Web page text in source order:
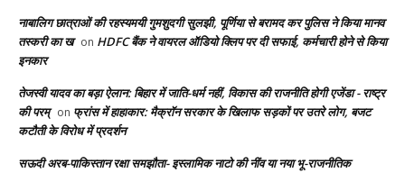
नाबालिग छात्राओं की रहस्यमयी गुमशुदगी सुलझी, पूर्णिया से बरामद कर पुलिस ने किया मानव
तस्करी का ख on HDFC बैंक ने वायरल ऑडियो क्लिप पर दी सफाई, कर्मचारी होने से किया
इनकार
तेजस्वी यादव का बड़ा ऐलान: बिहार में जाति-धर्म नहीं, विकास की राजनीति होगी एजेंडा - राष्ट्र
की परम् on फ्रांस में हाहाकार: मैक्रॉन सरकार के खिलाफ सड़कों पर उतरे लोग, बजट
कटौती के विरोध में प्रदर्शन
सऊदी अरब-पाकिस्तान रक्षा समझौता- इस्लामिक नाटो की नींव या नया भू-राजनीतिक